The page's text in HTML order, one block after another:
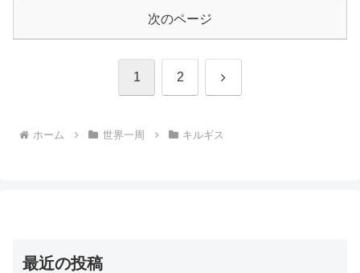
次のページ
1 2 次
ホーム 世界一周 キルギス
最近の投稿